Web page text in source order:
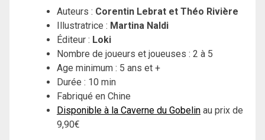
Auteurs : Corentin Lebrat et Théo Rivière
Illustratrice : Martina Naldi
Éditeur : Loki
Nombre de joueurs et joueuses : 2 à 5
Age minimum : 5 ans et +
Durée : 10 min
Fabriqué en Chine
Disponible à la Caverne du Gobelin au prix de
9,90€